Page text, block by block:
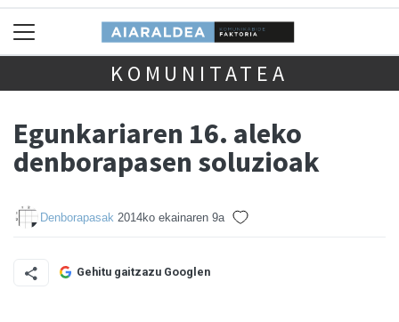
KOMUNITATEA
Egunkariaren 16. aleko
denborapasen soluzioak
Denborapasak 2014ko ekainaren 9a
Gehitu gaitzazu Googlen